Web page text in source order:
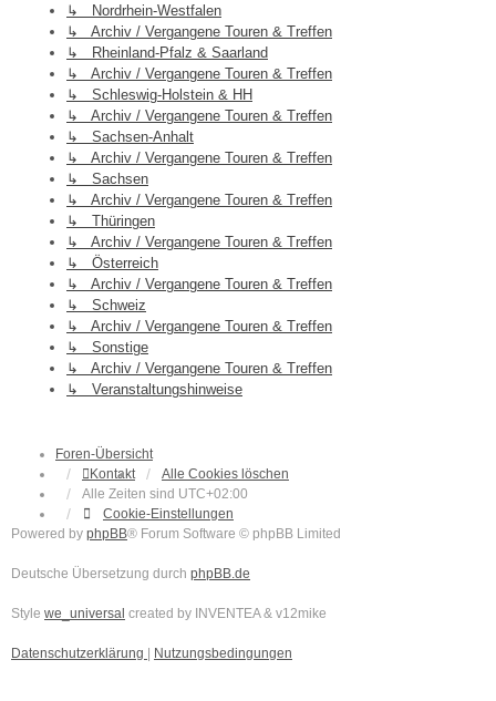
↳ Nordrhein-Westfalen
↳ Archiv / Vergangene Touren & Treffen
↳ Rheinland-Pfalz & Saarland
↳ Archiv / Vergangene Touren & Treffen
↳ Schleswig-Holstein & HH
↳ Archiv / Vergangene Touren & Treffen
↳ Sachsen-Anhalt
↳ Archiv / Vergangene Touren & Treffen
↳ Sachsen
↳ Archiv / Vergangene Touren & Treffen
↳ Thüringen
↳ Archiv / Vergangene Touren & Treffen
↳ Österreich
↳ Archiv / Vergangene Touren & Treffen
↳ Schweiz
↳ Archiv / Vergangene Touren & Treffen
↳ Sonstige
↳ Archiv / Vergangene Touren & Treffen
↳ Veranstaltungshinweise
Foren-Übersicht
Kontakt
Alle Cookies löschen
Alle Zeiten sind UTC+02:00
Cookie-Einstellungen
Powered by phpBB® Forum Software © phpBB Limited
Deutsche Übersetzung durch phpBB.de
Style we_universal created by INVENTEA & v12mike
Datenschutzerklärung Nutzungsbedingungen